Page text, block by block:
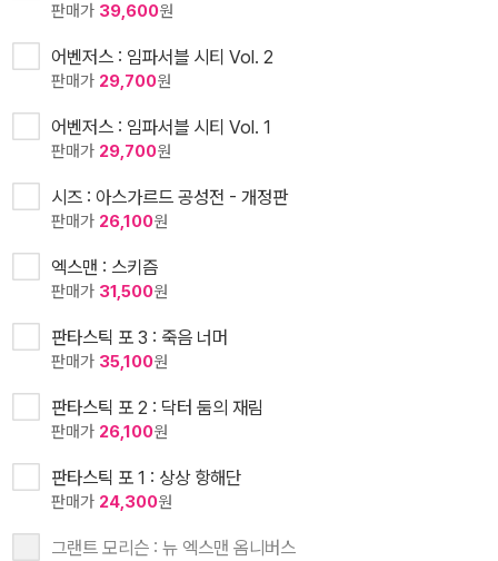
판매가 39,600원
어벤저스 : 임파서블 시티 Vol. 2
판매가 29,700원
어벤저스 : 임파서블 시티 Vol. 1
판매가 29,700원
시즈 : 아스가르드 공성전 - 개정판
판매가 26,100원
엑스맨 : 스키즘
판매가 31,500원
판타스틱 포 3 : 죽음 너머
판매가 35,100원
판타스틱 포 2 : 닥터 둠의 재림
판매가 26,100원
판타스틱 포 1 : 상상 항해단
판매가 24,300원
그랜트 모리슨 : 뉴 엑스맨 옴니버스